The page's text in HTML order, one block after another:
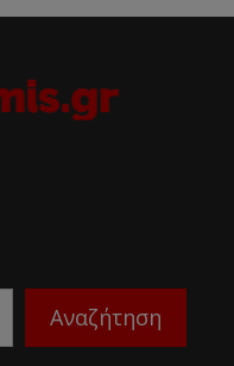
Αναζήτηση